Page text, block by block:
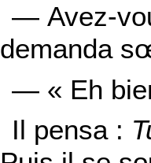
— Avez-
demanda
— « Eh
Il pensa :